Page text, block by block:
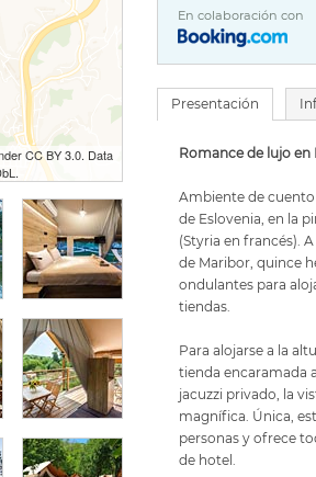
CC BY 3.0. Data
En colaboración con
Presentación
Romance de lujo en
Ambiente de cuento
de Eslovenia, en la
(Styria en francés).
de Maribor, quince
ondulantes para
tiendas.
Para alojarse a la
tienda encaramada
jacuzzi privado, la
magnífica. Única,
personas y ofrece
de hotel.